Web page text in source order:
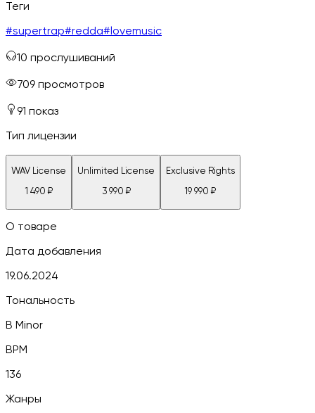
Теги
#supertrap#redda# lovemusic
10 прослушиваний
709 просмотров
91 показ
Тип лицензии
WAV License
1 490 ₽
Unlimited License
3 990 ₽
Exclusive Rights
19 990 ₽
О товаре
Дата добавления
19.06.2024
Тональность
B Minor
BPM
136
Жанры